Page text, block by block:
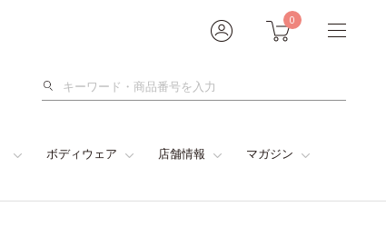
0
検
ボディウェア 店舗情報 マガジン